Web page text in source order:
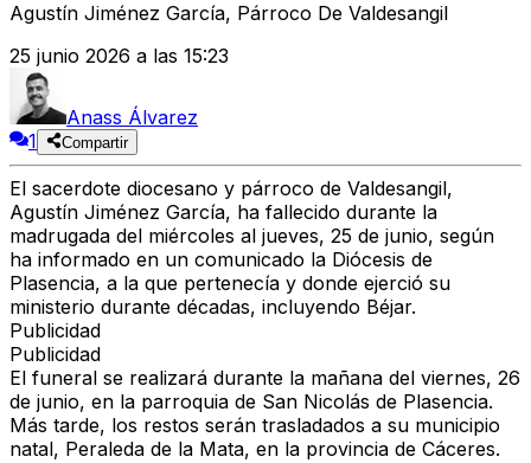
Agustín Jiménez García, Párroco De Valdesangil
25 junio 2026 a las 15:23
Anass Álvarez
1
Compartir
El sacerdote diocesano y párroco de Valdesangil,
Agustín Jiménez García, ha fallecido durante la
madrugada del miércoles al jueves, 25 de junio, según
ha informado en un comunicado la Diócesis de
Plasencia, a la que pertenecía y donde ejerció su
ministerio durante décadas, incluyendo Béjar.
Publicidad
Publicidad
El funeral se realizará durante la mañana del viernes, 26
de junio, en la parroquia de San Nicolás de Plasencia.
Más tarde, los restos serán trasladados a su municipio
natal, Peraleda de la Mata, en la provincia de Cáceres.